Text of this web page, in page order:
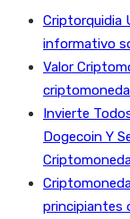
Criptorquidia
informativo
Valor
Invierte
Dogecoin Y
principiantes